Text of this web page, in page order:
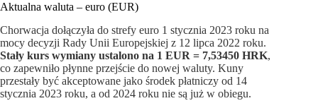
Aktualna waluta – euro (EUR)
Chorwacja dołączyła do strefy euro 1 stycznia 2023 roku na
mocy decyzji Rady Unii Europejskiej z 12 lipca 2022 roku.
Stały kurs wymiany ustalono na 1 EUR = 7,53450 HRK,
co zapewniło płynne przejście do nowej waluty. Kuny
przestały być akceptowane jako środek płatniczy od 14
stycznia 2023 roku, a od 2024 roku nie są już w obiegu.